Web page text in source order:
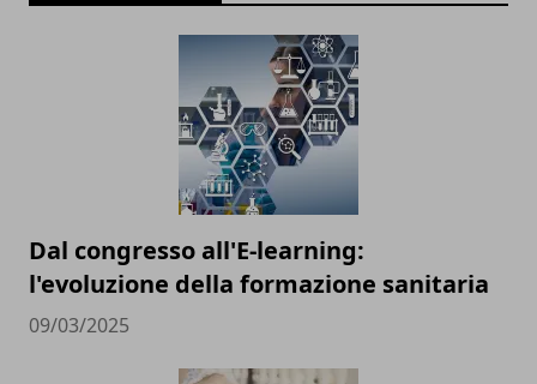
Dal congresso all'E-learning:
l'evoluzione della formazione sanitaria
09/03/2025